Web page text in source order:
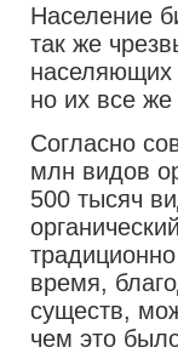
Население
так же
населяющих
но их все
Согласно
млн видов
500 тысяч
время,
существ,
чем это